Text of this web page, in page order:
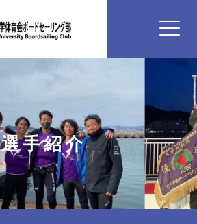
選手紹介